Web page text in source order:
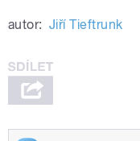
autor: Jiří Tieftrunk